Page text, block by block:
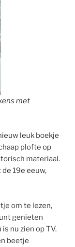
met
leuk boekje
plofte op
materiaal.
19e eeuw,
om te lezen,
genieten
nu zien op TV.
beetje